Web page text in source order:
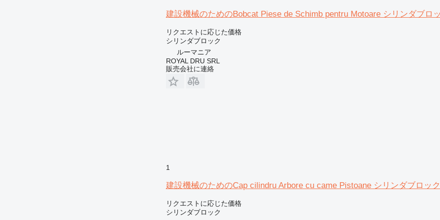
建設機械のためのBobcat Piese de Schimb pentru Motoare シリンダブロ
リクエストに応じた価格
シリンダブロック
ルーマニア
ROYAL DRU SRL
販売会社に連絡
1
建設機械のためのCap cilindru Arbore cu came Pistoane シリンダブロック
リクエストに応じた価格
シリンダブロック